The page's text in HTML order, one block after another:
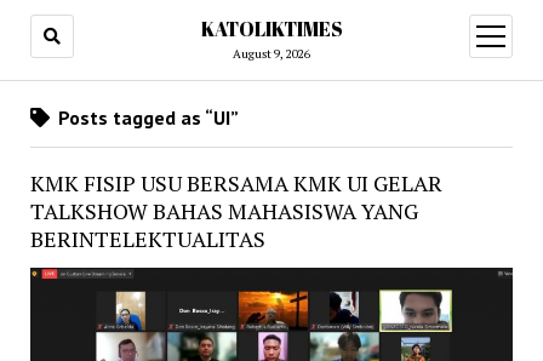
KATOLIKTIMES
August 9, 2026
open
menu
Posts tagged as “UI”
KMK FISIP USU BERSAMA KMK UI GELAR
TALKSHOW BAHAS MAHASISWA YANG
BERINTELEKTUALITAS